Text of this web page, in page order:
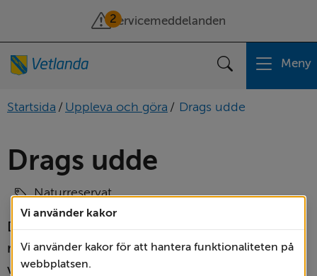
Vi använder kakor
Vi använder kakor för att hantera funktionaliteten på
webbplatsen.
2
Servicemeddelanden
Sök Meny
Startsida / Uppleva och göra / Drags udde
Drags udde
Naturreservat
Drags udde är ett naturreservat med en
rullstensås vid sjön Flen. Här finner du ett
varierat och kuperat landskap som formades